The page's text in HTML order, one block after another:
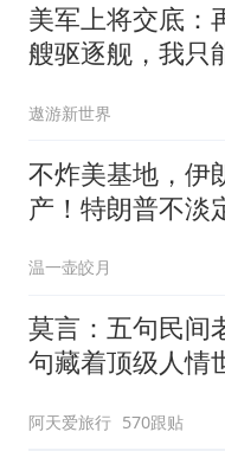
美军上将交底：
艘驱逐舰，我只
遨游新世界
不炸美基地，伊
产！特朗普不淡
温一壶皎月
莫言：五句民间
句藏着顶级人情
阿天爱旅行 570跟贴